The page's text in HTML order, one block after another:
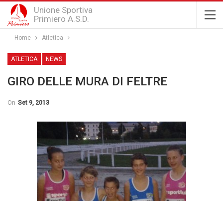
Unione Sportiva
Primiero A.S.D.
Home Atletica
ATLETICA NEWS
GIRO DELLE MURA DI FELTRE
On Set 9, 2013